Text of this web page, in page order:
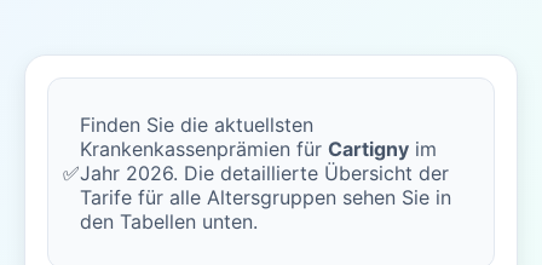
✅
Finden Sie die aktuellsten
Krankenkassenprämien für Cartigny im
Jahr 2026. Die detaillierte Übersicht der
Tarife für alle Altersgruppen sehen Sie in
den Tabellen unten.